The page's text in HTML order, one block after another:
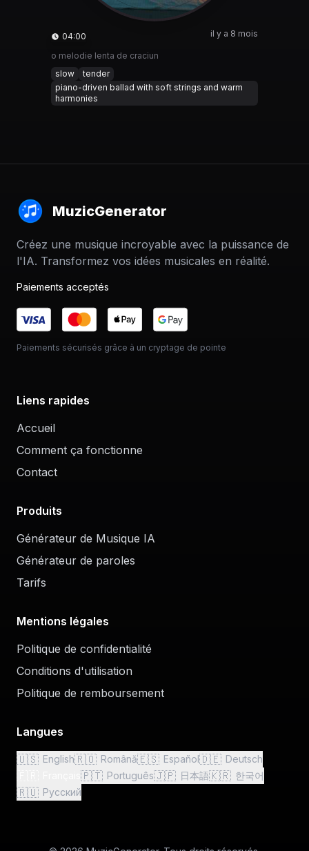
04:00 il y a 8 mois
o melodie lenta de craciun
slow
tender
piano-driven ballad with soft strings and warm
harmonies
MuzicGenerator
Créez une musique incroyable avec la puissance de
l'IA. Transformez vos idées musicales en réalité.
Paiements acceptés
Paiements sécurisés grâce à un cryptage de pointe
Liens rapides
Accueil
Comment ça fonctionne
Contact
Produits
Générateur de Musique IA
Générateur de paroles
Tarifs
Mentions légales
Politique de confidentialité
Conditions d'utilisation
Politique de remboursement
Langues
🇺🇸 English🇷🇴 Română🇪🇸 Español🇩🇪 Deutsch
🇵🇹 Português🇯🇵 日本語🇰🇷 한국어
🇷🇺 Русский